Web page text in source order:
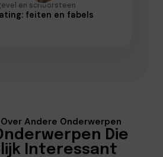
en schoorsteen
feiten en fabels
Andere Onderwerpen
Die
Interessant